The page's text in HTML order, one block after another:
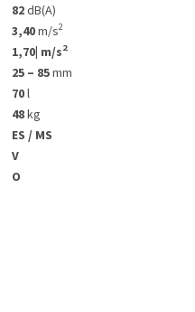
82dB(A)
3,40m/s2
1,70| m/s2
25 – 85mm
70l
48kg
ES / MS
V
O